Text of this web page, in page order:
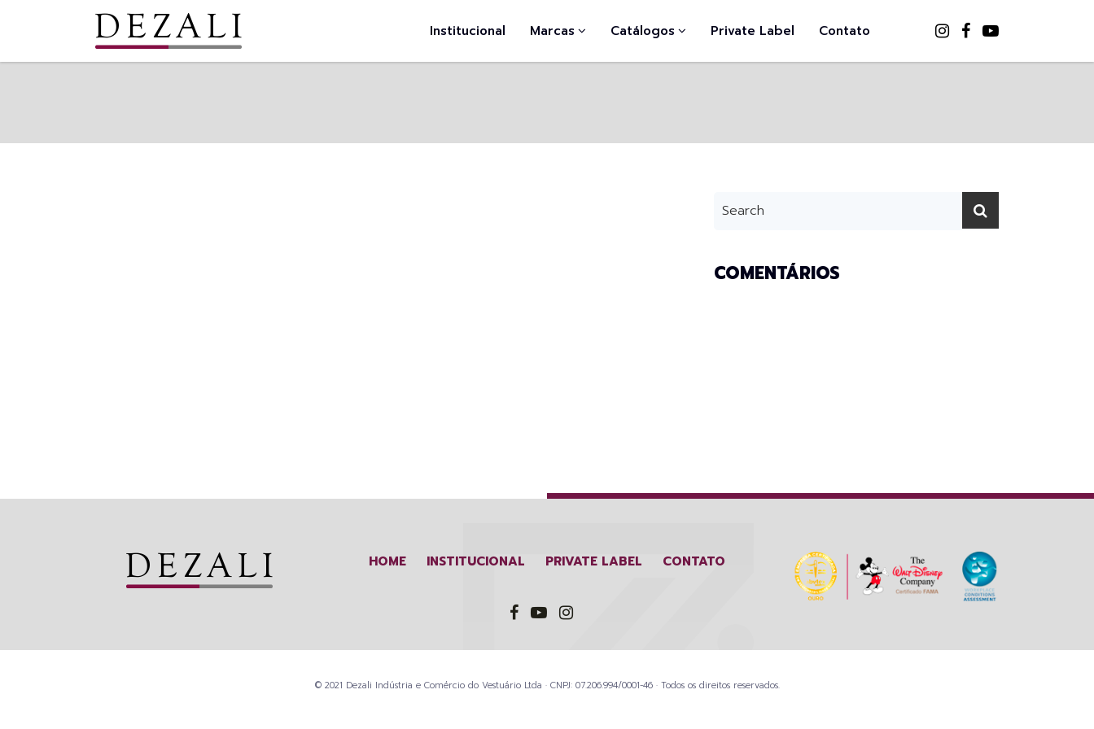
Institucional Marcas Catálogos Private Label Contato
COMENTÁRIOS
HOME INSTITUCIONAL PRIVATE LABEL CONTATO
© 2021 Dezali Indústria e Comércio do Vestuário Ltda · CNPJ: 07.206.994/0001-46 · Todos os direitos reservados.